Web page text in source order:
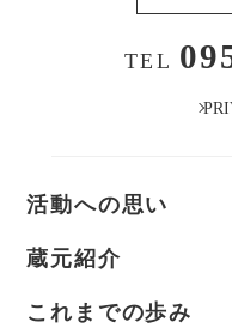
TEL
活動への思い
蔵元紹介
これまでの歩み